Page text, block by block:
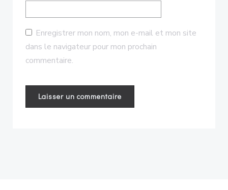
Enregistrer mon nom, mon e-mail et mon site
dans le navigateur pour mon prochain
commentaire.